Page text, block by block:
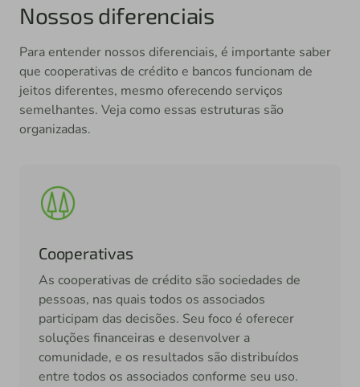
Nossos diferenciais
Para entender nossos diferenciais, é importante saber
que cooperativas de crédito e bancos funcionam de
jeitos diferentes, mesmo oferecendo serviços
semelhantes. Veja como essas estruturas são
organizadas.
Cooperativas
As cooperativas de crédito são sociedades de
pessoas, nas quais todos os associados
participam das decisões. Seu foco é oferecer
soluções financeiras e desenvolver a
comunidade, e os resultados são distribuídos
entre todos os associados conforme seu uso.